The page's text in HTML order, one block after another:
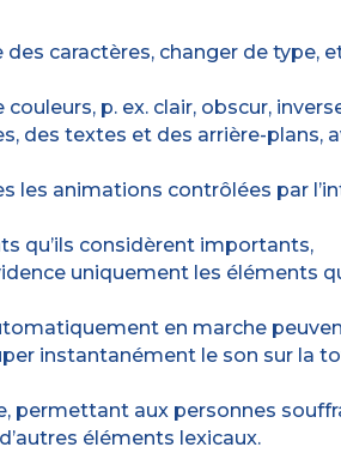
caractères, changer de type,
p. ex. clair, obscur,
des textes et des arrière-plans,
animations contrôlées par
qu’ils considèrent importants,
uniquement les éléments
en marche
instantanément le son sur la
permettant aux personnes
éléments lexicaux.